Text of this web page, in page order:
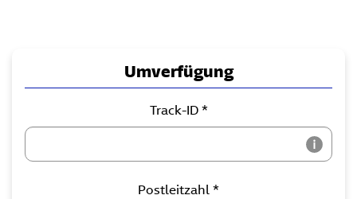
Change DeliveryUmverfügung
Track-ID *
Postleitzahl *